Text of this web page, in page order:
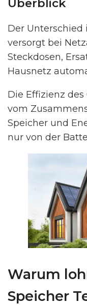
Überblick
Der Unterschied
versorgt bei
Steckdosen,
Hausnetz
Die Effizienz
vom
Speicher und
nur von der
Warum
Speicher